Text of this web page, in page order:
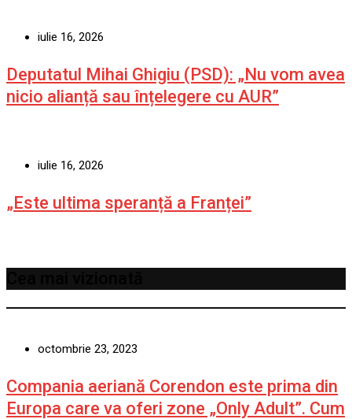
iulie 16, 2026
Deputatul Mihai Ghigiu (PSD): „Nu vom avea
nicio alianță sau înțelegere cu AUR”
iulie 16, 2026
„Este ultima speranță a Franței”
octombrie 23, 2023
Compania aeriană Corendon este prima din
Europa care va oferi zone „Only Adult”. Cum